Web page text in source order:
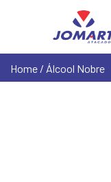
Home / Álcool Nobre